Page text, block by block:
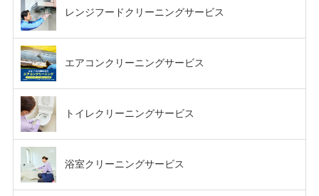
レンジフードクリーニングサービス
エアコンクリーニングサービス
トイレクリーニングサービス
浴室クリーニングサービス